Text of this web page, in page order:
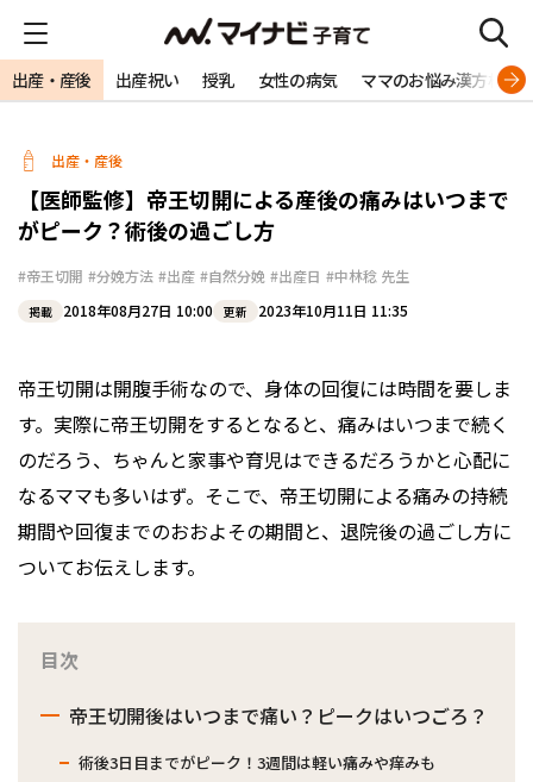
出産・産後 出産祝い 授乳 女性の病気 ママのお悩み漢方相談
出産・産後
【医師監修】帝王切開による産後の痛みはいつまで
がピーク？術後の過ごし方
#帝王切開 #分娩方法 #出産 #自然分娩 #出産日 #中林稔 先生
掲載 2018年08月27日 10:00 更新 2023年10月11日 11:35
帝王切開は開腹手術なので、身体の回復には時間を要しま
す。実際に帝王切開をするとなると、痛みはいつまで続く
のだろう、ちゃんと家事や育児はできるだろうかと心配に
なるママも多いはず。そこで、帝王切開による痛みの持続
期間や回復までのおおよその期間と、退院後の過ごし方に
ついてお伝えします。
目次
帝王切開後はいつまで痛い？ピークはいつごろ？
術後3日目までがピーク！3週間は軽い痛みや痒みも